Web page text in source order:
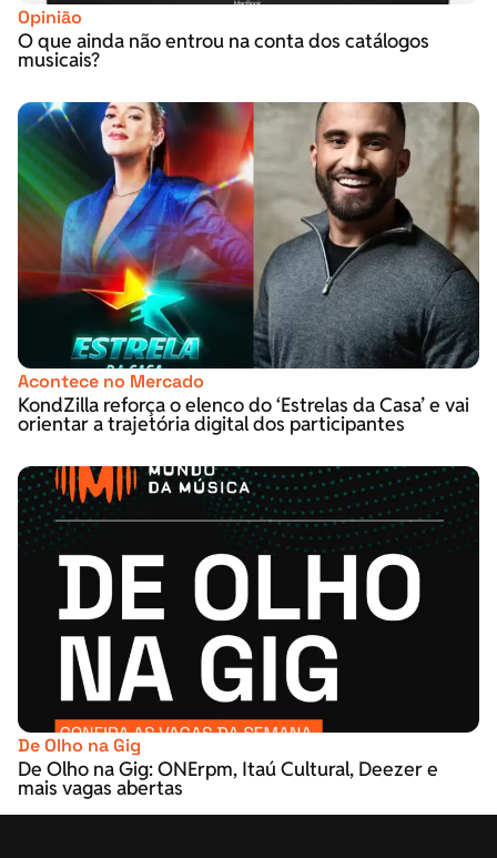
Opinião
O que ainda não entrou na conta dos catálogos
musicais?
Acontece no Mercado
KondZilla reforça o elenco do ‘Estrelas da Casa’ e vai
orientar a trajetória digital dos participantes
De Olho na Gig
De Olho na Gig: ONErpm, Itaú Cultural, Deezer e
mais vagas abertas